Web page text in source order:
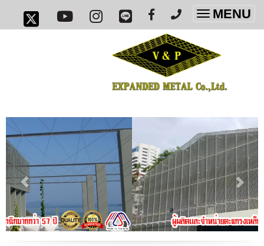
Toggle
MENU